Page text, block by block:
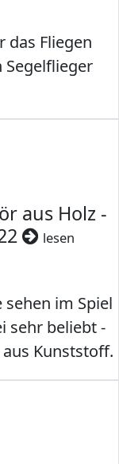
das Fliegen
Segelflieger
aus Holz -
lesen
sehen im Spiel
sehr beliebt -
Kunststoff.